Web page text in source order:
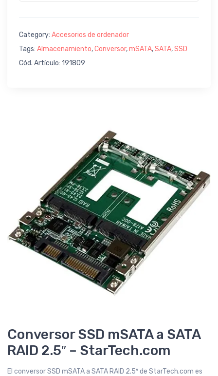
Category: Accesorios de ordenador
Tags: Almacenamiento,Conversor,mSATA,SATA,SSD
Cód. Artículo: 191809
Conversor SSD mSATA a SATA
RAID 2.5″ – StarTech.com
El conversor SSD mSATA a SATA RAID 2.5″ de StarTech.com es